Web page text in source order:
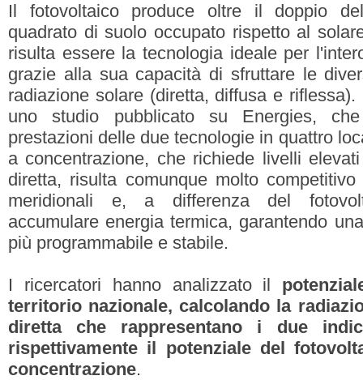
Il fotovoltaico produce oltre il doppio
quadrato di suolo occupato rispetto al
risulta essere la tecnologia ideale per
grazie alla sua capacità di sfruttare le
radiazione solare (diretta, diffusa e
uno studio pubblicato su Energies,
prestazioni delle due tecnologie in quattro
a concentrazione, che richiede livelli
diretta, risulta comunque molto
meridionali e, a differenza del
accumulare energia termica, garantendo
più programmabile e stabile.
I ricercatori hanno analizzato il
territorio nazionale, calcolando la
diretta che rappresentano i due
rispettivamente il potenziale del
concentrazione.